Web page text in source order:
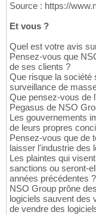
Source : https://
Et vous ?
Quel est votre avis
Pensez-vous que
de ses clients ?
Que risque la société
surveillance de
Que pensez-vous de
Pegasus de NSO
Les gouvernements
de leurs propres
Pensez-vous que de
laisser l'industrie des
Les plaintes qui
sanctions ou seront-
années précédentes ?
NSO Group prône
logiciels sauvent des
de vendre des